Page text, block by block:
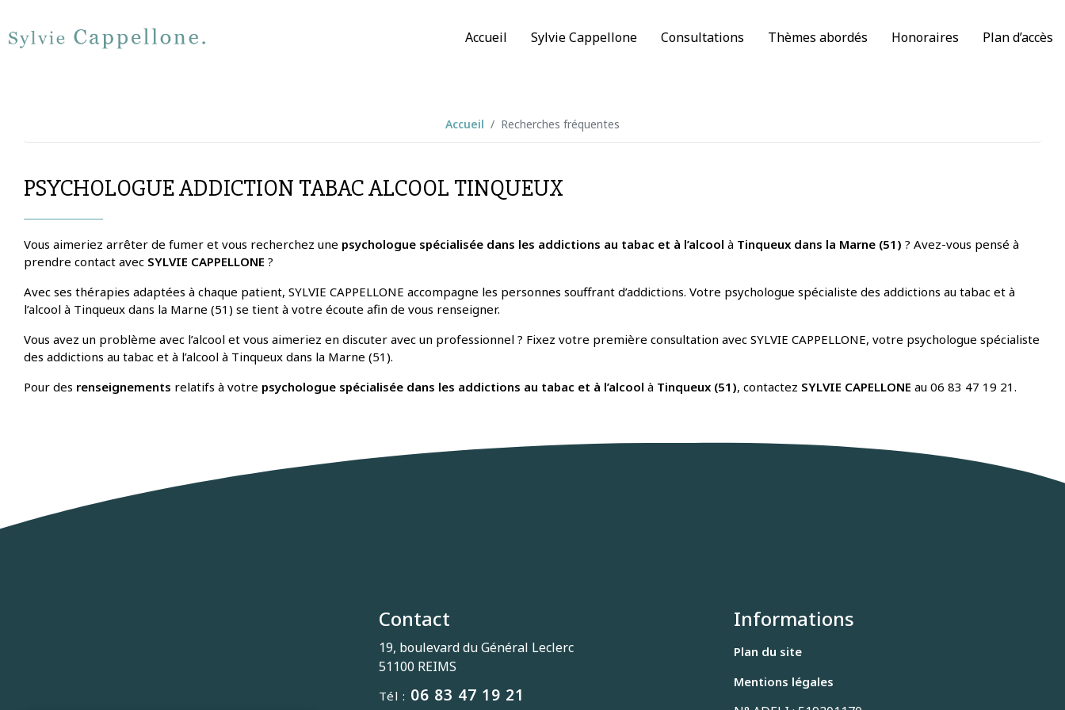
Accueil Sylvie Cappellone Consultations Thèmes abordés Honoraires Plan d’accès
Accueil Recherches fréquentes
PSYCHOLOGUE ADDICTION TABAC ALCOOL TINQUEUX
Vous aimeriez arrêter de fumer et vous recherchez une psychologue spécialisée dans les addictions au tabac et à l’alcool à Tinqueux dans la Marne (51) ? Avez-vous pensé à
prendre contact avec SYLVIE CAPPELLONE ?
Avec ses thérapies adaptées à chaque patient, SYLVIE CAPPELLONE accompagne les personnes souffrant d’addictions. Votre psychologue spécialiste des addictions au tabac et à
l’alcool à Tinqueux dans la Marne (51) se tient à votre écoute afin de vous renseigner.
Vous avez un problème avec l’alcool et vous aimeriez en discuter avec un professionnel ? Fixez votre première consultation avec SYLVIE CAPPELLONE, votre psychologue spécialiste
des addictions au tabac et à l’alcool à Tinqueux dans la Marne (51).
Pour des renseignements relatifs à votre psychologue spécialisée dans les addictions au tabac et à l’alcool à Tinqueux (51), contactez SYLVIE CAPELLONE au 06 83 47 19 21.
Contact
19, boulevard du Général Leclerc
51100 REIMS
Tél : 06 83 47 19 21
Informations
Plan du site
Mentions légales